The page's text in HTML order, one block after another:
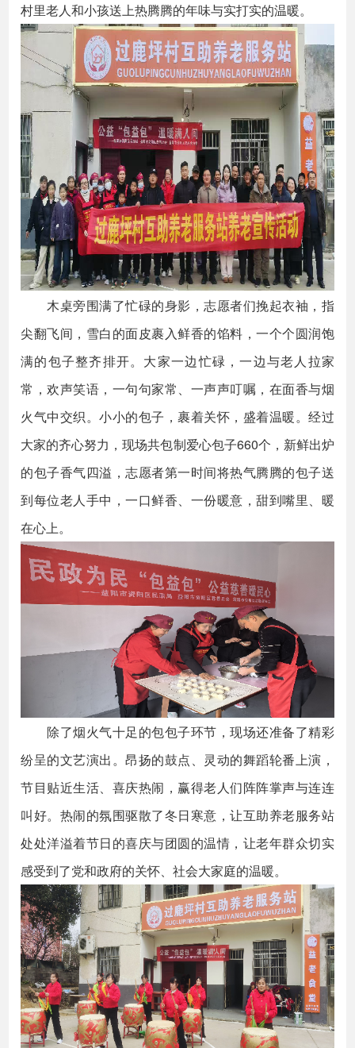
村里老人和小孩送上热腾腾的年味与实打实的温暖。
木桌旁围满了忙碌的身影，志愿者们挽起衣袖，指
尖翻飞间，雪白的面皮裹入鲜香的馅料，一个个圆润饱
满的包子整齐排开。大家一边忙碌，一边与老人拉家
常，欢声笑语，一句句家常、一声声叮嘱，在面香与烟
火气中交织。小小的包子，裹着关怀，盛着温暖。经过
大家的齐心努力，现场共包制爱心包子660个，新鲜出炉
的包子香气四溢，志愿者第一时间将热气腾腾的包子送
到每位老人手中，一口鲜香、一份暖意，甜到嘴里、暖
在心上。
除了烟火气十足的包包子环节，现场还准备了精彩
纷呈的文艺演出。昂扬的鼓点、灵动的舞蹈轮番上演，
节目贴近生活、喜庆热闹，赢得老人们阵阵掌声与连连
叫好。热闹的氛围驱散了冬日寒意，让互助养老服务站
处处洋溢着节日的喜庆与团圆的温情，让老年群众切实
感受到了党和政府的关怀、社会大家庭的温暖。